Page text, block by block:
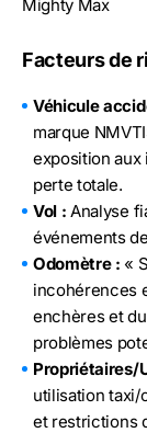
Mighty Max
Facteurs de
Véhicule
marque
exposition
perte totale.
Vol : Analyse
événements
Odomètre : «
incohérences
enchères et
problèmes
Propriétaires/
utilisation
et restrictions